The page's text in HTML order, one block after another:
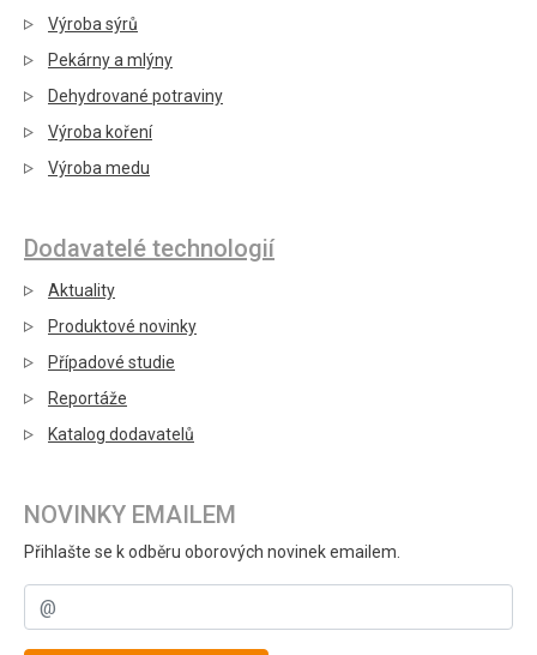
Výroba sýrů
Pekárny a mlýny
Dehydrované potraviny
Výroba koření
Výroba medu
Dodavatelé technologií
Aktuality
Produktové novinky
Případové studie
Reportáže
Katalog dodavatelů
NOVINKY EMAILEM
Přihlašte se k odběru oborových novinek emailem.